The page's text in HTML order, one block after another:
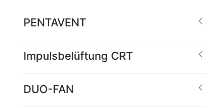
PENTAVENT
Impulsbelüftung CRT
DUO-FAN